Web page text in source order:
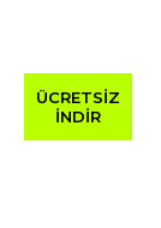
ÜCRETSİZ
İNDİR